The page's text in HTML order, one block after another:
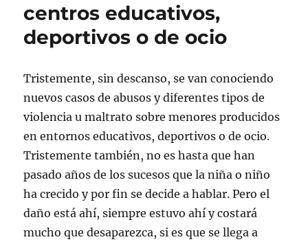
centros educativos,
deportivos o de ocio
Tristemente, sin descanso, se van conociendo
nuevos casos de abusos y diferentes tipos de
violencia u maltrato sobre menores producidos
en entornos educativos, deportivos o de ocio.
Tristemente también, no es hasta que han
pasado años de los sucesos que la niña o niño
ha crecido y por fin se decide a hablar. Pero el
daño está ahí, siempre estuvo ahí y costará
mucho que desaparezca, si es que se llega a